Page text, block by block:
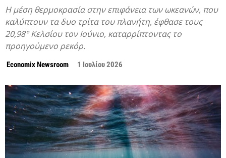
Η μέση θερμοκρασία στην επιφάνεια των ωκεανών, που
καλύπτουν τα δυο τρίτα του πλανήτη, έφθασε τους
20,98° Κελσίου τον Ιούνιο, καταρρίπτοντας το
προηγούμενο ρεκόρ.
Economix Newsroom 1 Ιουλίου 2026